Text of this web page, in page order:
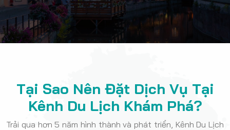
Tại Sao Nên Đặt Dịch Vụ Tại
Kênh Du Lịch Khám Phá?
Trải qua hơn 5 năm hình thành và phát triển, Kênh Du Lịch